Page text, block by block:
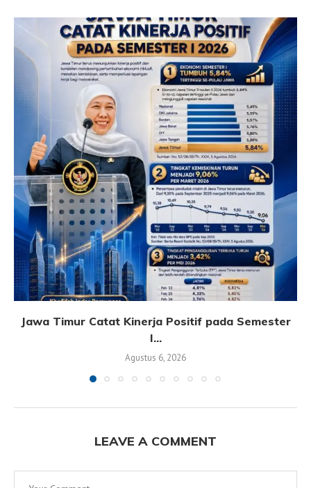
Jawa Timur Catat Kinerja Positif pada Semester
I...
Agustus 6, 2026
LEAVE A COMMENT